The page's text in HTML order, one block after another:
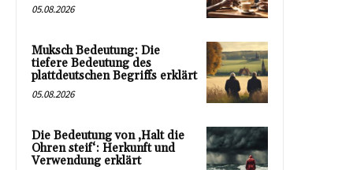
05.08.2026
Muksch Bedeutung: Die
tiefere Bedeutung des
plattdeutschen Begriffs erklärt
05.08.2026
Die Bedeutung von ‚Halt die
Ohren steif‘: Herkunft und
Verwendung erklärt